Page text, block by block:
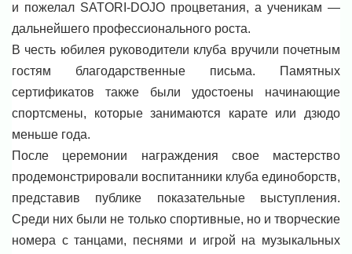
и пожелал SATORI-DOJO процветания, а ученикам —
дальнейшего профессионального роста.
В честь юбилея руководители клуба вручили почетным
гостям благодарственные письма. Памятных
сертификатов также были удостоены начинающие
спортсмены, которые занимаются карате или дзюдо
меньше года.
После церемонии награждения свое мастерство
продемонстрировали воспитанники клуба единоборств,
представив публике показательные выступления.
Среди них были не только спортивные, но и творческие
номера с танцами, песнями и игрой на музыкальных